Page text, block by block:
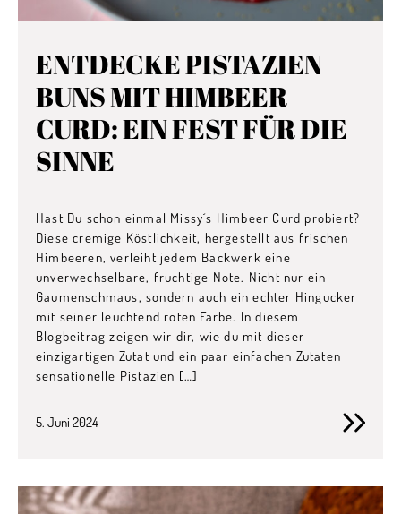
ENTDECKE PISTAZIEN
BUNS MIT HIMBEER
CURD: EIN FEST FÜR DIE
SINNE
Hast Du schon einmal Missy´s Himbeer Curd probiert?
Diese cremige Köstlichkeit, hergestellt aus frischen
Himbeeren, verleiht jedem Backwerk eine
unverwechselbare, fruchtige Note. Nicht nur ein
Gaumenschmaus, sondern auch ein echter Hingucker
mit seiner leuchtend roten Farbe. In diesem
Blogbeitrag zeigen wir dir, wie du mit dieser
einzigartigen Zutat und ein paar einfachen Zutaten
sensationelle Pistazien […]
5. Juni 2024